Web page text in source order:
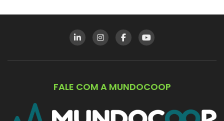
FALE COM A MUNDOCOOP